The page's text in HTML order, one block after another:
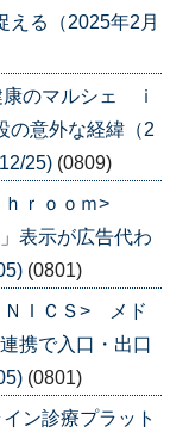
る（2025年2月
康のマルシェ ｉ
の意外な経緯（2
25) (0809)
ｈｒｏｏｍ>
表示が広告代わ
(0801)
ＮＩＣＳ> メド
携で入口・出口
(0801)
ン診療プラット